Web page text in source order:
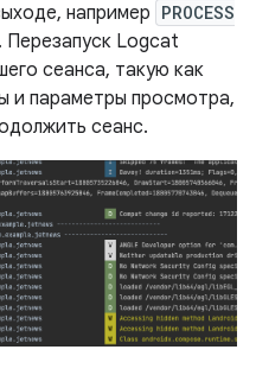
например PROCESS
. Перезапуск Logcat
сеанса, такую ​​как
и параметры просмотра,
сеанс.